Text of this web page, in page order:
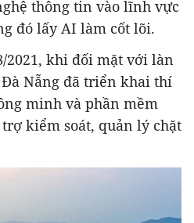
thông tin vào lĩnh vực
đó lấy AI làm cốt lõi.
2021, khi đối mặt với làn
Đà Nẵng đã triển khai thí
minh và phần mềm
kiểm soát, quản lý chặt